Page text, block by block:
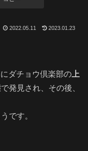
2022.05.11 2023.01.23
ダチョウ倶楽部の 上
発見され、その後、
です。